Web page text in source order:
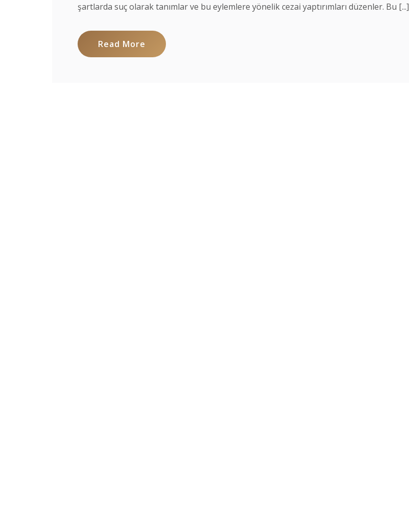
şartlarda suç olarak tanımlar ve bu eylemlere yönelik cezai yaptırımları düzenler. Bu [...]
Read More